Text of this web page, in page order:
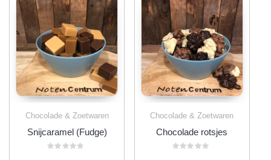
Chocolade & Zoetwaren
Snijcaramel (Fudge)
Chocolade & Zoetwaren
Chocolade rotsjes